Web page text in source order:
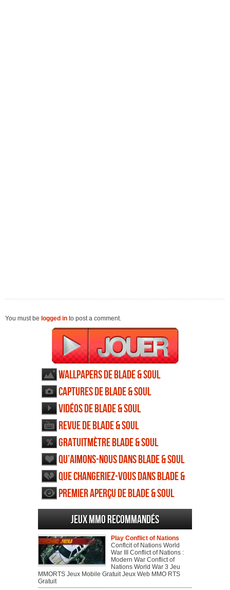
You must be logged in to post a comment.
Wallpapers de Blade & Soul
Captures de Blade & Soul
Vidéos de Blade & Soul
Revue de Blade & Soul
Gratuitmètre Blade & Soul
Qu’aimons-nous dans Blade & Soul
Que changeriez-vous dans Blade &
Soul
Premier aperçu de Blade & Soul
Jeux MMO recommandés
Play Conflict of Nations
Conflcit of Nations World
War III Conflict of Nations :
Modern War Conflict of
Nations World War 3 Jeu
MMORTS Jeux Mobile Gratuit Jeux Web MMO RTS
Gratuit